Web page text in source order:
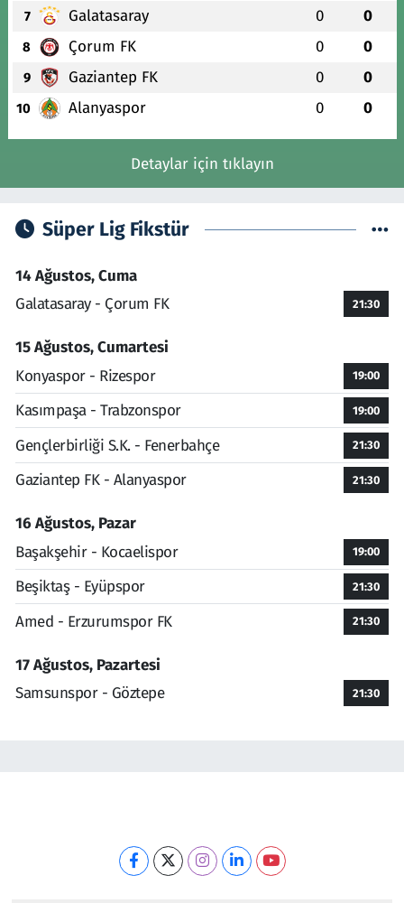
7 Galatasaray 0 0
8 Çorum FK 0 0
9 Gaziantep FK 0 0
10 Alanyaspor 0 0
Detaylar için tıklayın
Süper Lig Fikstür
14 Ağustos, Cuma
Galatasaray - Çorum FK
21:30
15 Ağustos, Cumartesi
Konyaspor - Rizespor
19:00
Kasımpaşa - Trabzonspor 19:00
Gençlerbirliği S.K. - Fenerbahçe 21:30
Gaziantep FK - Alanyaspor 21:30
16 Ağustos, Pazar
Başakşehir - Kocaelispor
19:00
Beşiktaş - Eyüpspor 21:30
Amed - Erzurumspor FK 21:30
17 Ağustos, Pazartesi
Samsunspor - Göztepe
21:30